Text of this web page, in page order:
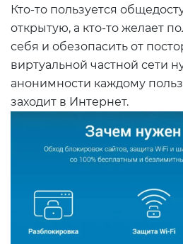
Кто-то пользуется
открытую, а кто-то желает
себя и обезопасить от
виртуальной частной сети
анонимности каждому
заходит в Интернет.